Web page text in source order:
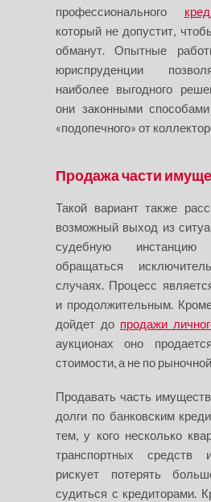
профессионального
который не допустит,
обманут. Опытные
юриспруденции
наиболее выгодного
они законными
«подопечного» от
Продажа части
Такой вариант также
возможный выход из
судебную инстанцию
обращаться
случаях. Процесс
и продолжительным.
дойдет до продажи
аукционах оно
стоимости, а не по
Продавать часть
долги по банковским
тем, у кого несколько
транспортных
рискует потерять
судиться с кредиторами.